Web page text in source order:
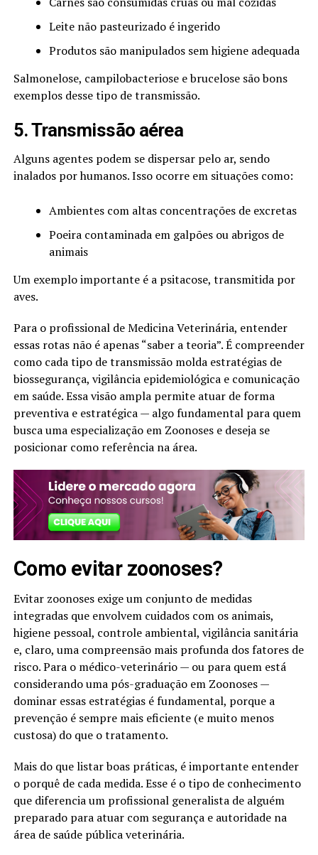
Leite não pasteurizado é ingerido
Produtos são manipulados sem higiene adequada
Salmonelose, campilobacteriose e brucelose são bons
exemplos desse tipo de transmissão.
5. Transmissão aérea
Alguns agentes podem se dispersar pelo ar, sendo
inalados por humanos. Isso ocorre em situações como:
Ambientes com altas concentrações de excretas
Poeira contaminada em galpões ou abrigos de
animais
Um exemplo importante é a psitacose, transmitida por
aves.
Para o profissional de Medicina Veterinária, entender
essas rotas não é apenas “saber a teoria”. É compreender
como cada tipo de transmissão molda estratégias de
biossegurança, vigilância epidemiológica e comunicação
em saúde. Essa visão ampla permite atuar de forma
preventiva e estratégica — algo fundamental para quem
busca uma especialização em Zoonoses e deseja se
posicionar como referência na área.
Como evitar zoonoses?
Evitar zoonoses exige um conjunto de medidas
integradas que envolvem cuidados com os animais,
higiene pessoal, controle ambiental, vigilância sanitária
e, claro, uma compreensão mais profunda dos fatores de
risco. Para o médico-veterinário — ou para quem está
considerando uma pós-graduação em Zoonoses —
dominar essas estratégias é fundamental, porque a
prevenção é sempre mais eficiente (e muito menos
custosa) do que o tratamento.
Mais do que listar boas práticas, é importante entender
o porquê de cada medida. Esse é o tipo de conhecimento
que diferencia um profissional generalista de alguém
preparado para atuar com segurança e autoridade na
área de saúde pública veterinária.